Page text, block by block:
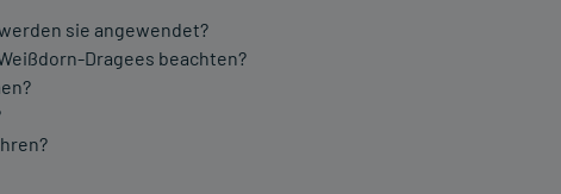
sie angewendet?
Dragees beachten?